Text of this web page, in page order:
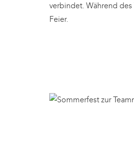
verbindet. Während
Feier.